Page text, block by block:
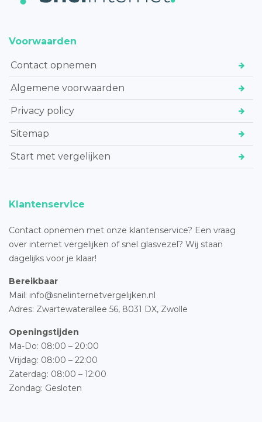
Voorwaarden
Contact opnemen
Algemene voorwaarden
Privacy policy
Sitemap
Start met vergelijken
Klantenservice
Contact opnemen met onze klantenservice? Een vraag
over internet vergelijken of snel glasvezel? Wij staan
dagelijks voor je klaar!
Bereikbaar
Mail: info@snelinternetvergelijken.nl
Adres: Zwartewaterallee 56, 8031 DX, Zwolle
Openingstijden
Ma-Do: 08:00 – 20:00
Vrijdag: 08:00 – 22:00
Zaterdag: 08:00 – 12:00
Zondag: Gesloten